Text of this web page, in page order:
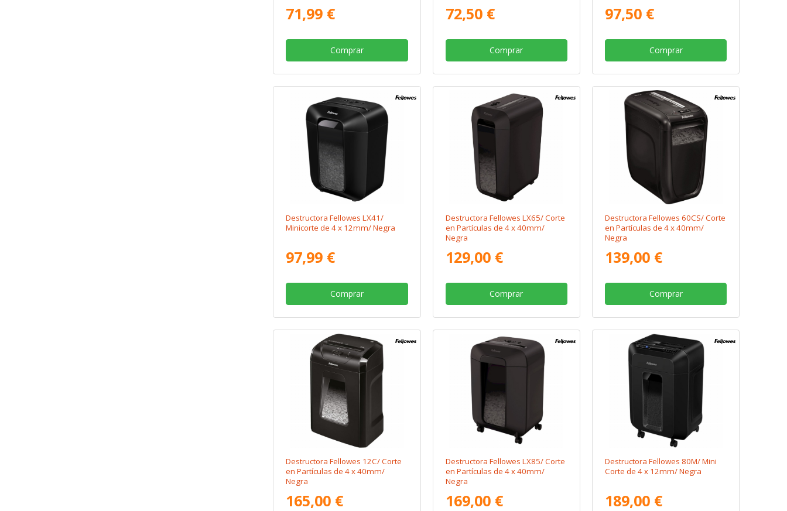
71,99 €
Comprar
72,50 €
Comprar
97,50 €
Comprar
Destructora Fellowes LX41/
Minicorte de 4 x 12mm/ Negra
97,99 €
Comprar
Destructora Fellowes LX65/ Corte
en Partículas de 4 x 40mm/
Negra
129,00 €
Comprar
Destructora Fellowes 60CS/ Corte
en Partículas de 4 x 40mm/
Negra
139,00 €
Comprar
Destructora Fellowes 12C/ Corte
en Partículas de 4 x 40mm/
Negra
165,00 €
Destructora Fellowes LX85/ Corte
en Partículas de 4 x 40mm/
Negra
169,00 €
Destructora Fellowes 80M/ Mini
Corte de 4 x 12mm/ Negra
189,00 €